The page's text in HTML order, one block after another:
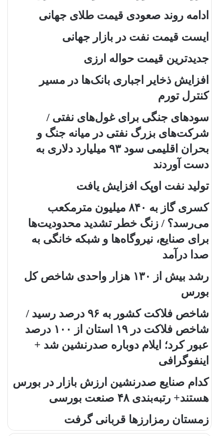
ادامه روند صعودی قیمت طلای جهانی
ایست قیمت نفت در بازار جهانی
جدیدترین قیمت حواله ارزی
افزایش ذخایر اجباری بانک‌ها در مسیر
کنترل تورم
سودهای جنگی برای غول‌های نفتی /
شرکت‌های بزرگ نفتی در میانه جنگ و
بحران اقلیمی سود ۹۳ میلیارد دلاری به
دست آوردند
تولید نفت اوپک افزایش یافت
کسری گاز به ۸۴۰ میلیون مترمکعب
می‌رسد؟ / زنگ خطر تشدید محدودیت‌ها
برای صنایع، نیروگاه‌ها و شبکه خانگی به
صدا درآمد
رشد بیش از ۱۳۰ هزار واحدی شاخص کل
بورس
شاخص فلاکت کشور به ۹۶ درصد رسید /
شاخص فلاکت در ۱۹ استان از ۱۰۰ درصد
عبور کرد؛ ایلام دوباره صدرنشین شد +
اینفوگرافی
کدام صنایع صدرنشین‌ ارزش بازار در بورس
هستند+ رتبه‌بندی ۴۸ صنعت بورسی
زمستان رمزارزها قربانی گرفت